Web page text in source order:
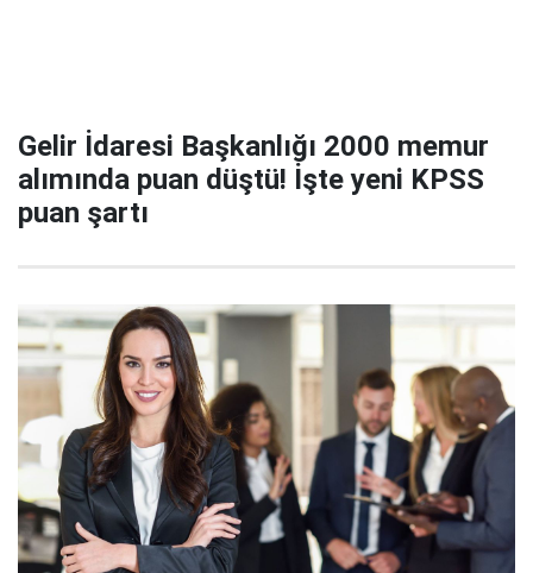
Gelir İdaresi Başkanlığı 2000 memur
alımında puan düştü! İşte yeni KPSS
puan şartı